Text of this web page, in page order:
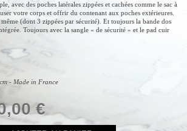
avec des poches latérales zippées et cachées comme le sac à
votre corps et offrir du contenant aux poches extérieures.
(dont 3 zippées par sécurité). Et toujours la bande dos
Toujours avec la sangle « de sécurité » et le pad cuir
- Made in France
€